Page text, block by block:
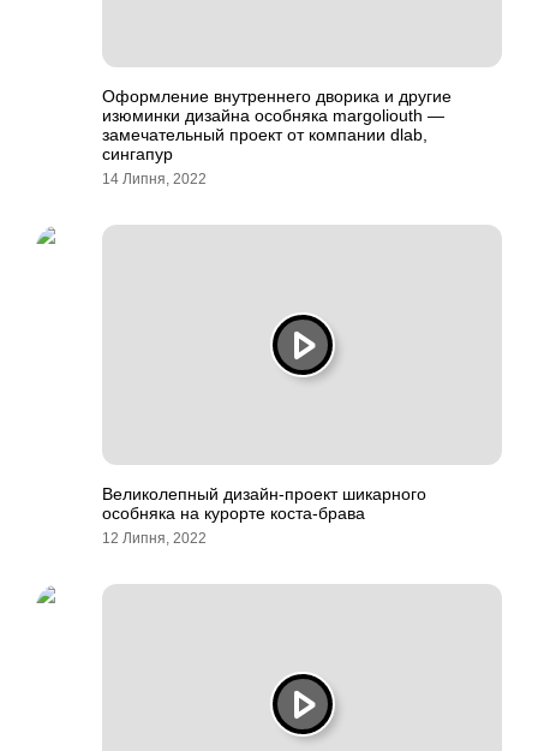
Оформление внутреннего дворика и другие
изюминки дизайна особняка margoliouth —
замечательный проект от компании dlab,
сингапур
14 Липня, 2022
Великолепный дизайн-проект шикарного
особняка на курорте коста-брава
12 Липня, 2022